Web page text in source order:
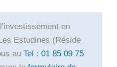
en
Estudines (Réside
au Tel : 01 85 09 75